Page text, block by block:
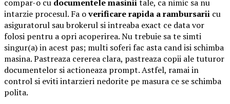
compar-o cu documentele masiniitale, ca nimic sa nu
intarzie procesul. Fa overificare rapida a rambursarii cu
asiguratorul sau brokerul si intreaba exact ce data vor
folosi pentru a opri acoperirea. Nu trebuie sa te simti
singur(a) in acest pas; multi soferi fac asta cand isi schimba
masina. Pastreaza cererea clara, pastreaza copii ale tuturor
documentelor si actioneaza prompt. Astfel, ramai in
control si eviti intarzieri nedorite pe masura ce se schimba
polita.